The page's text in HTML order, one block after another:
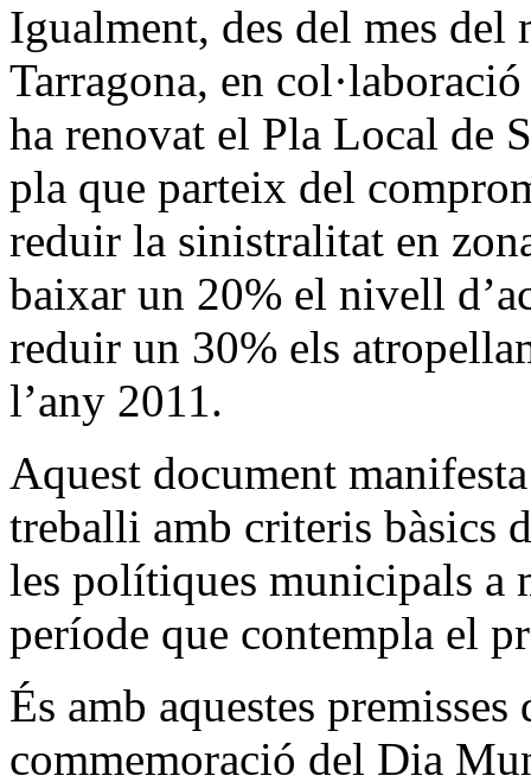
Igualment, des del mes del
Tarragona, en
ha renovat el Pla Local de
pla que parteix del
reduir la sinistralitat en
baixar un 20% el nivell
reduir un 30% els
l’any 2011.
Aquest document
treballi amb criteris bàsics
les polítiques municipals a
període que contempla el
És amb aquestes
commemoració del Dia